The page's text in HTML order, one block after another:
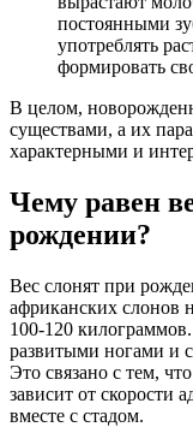
постоянными
употреблять
формировать
В целом,
существами, а их
характерными и
Чему равен
рождении?
Вес слонят при
африканских слонов
100-120
развитыми ногами и
Это связано с тем,
зависит от скорости
вместе с стадом.